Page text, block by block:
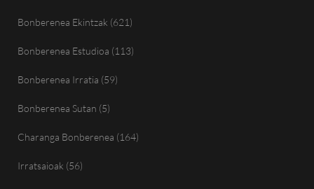
Bonberenea Ekintzak (621)
Bonberenea Estudioa (113)
Bonberenea Irratia (59)
Bonberenea Sutan (5)
Charanga Bonberenea (164)
Irratsaioak (56)